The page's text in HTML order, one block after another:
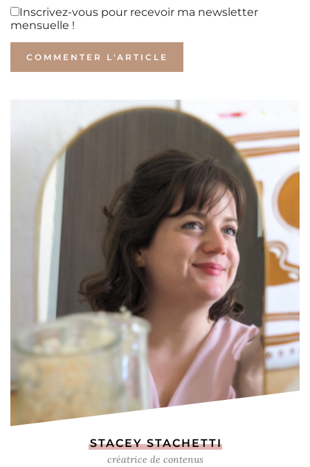
Inscrivez-vous pour recevoir ma newsletter
mensuelle !
STACEY STACHETTI
créatrice de contenus